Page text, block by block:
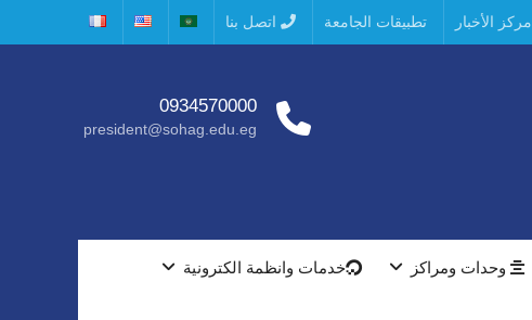
مركز الأخبار تطبيقات الجامعة اتصل بنا
0934570000
president@sohag.edu.eg
وحدات ومراكز خدمات وانظمة الكترونية